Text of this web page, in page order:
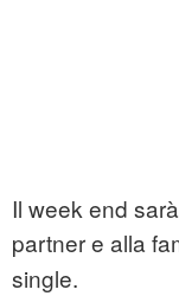
Il week end
partner e alla
single.